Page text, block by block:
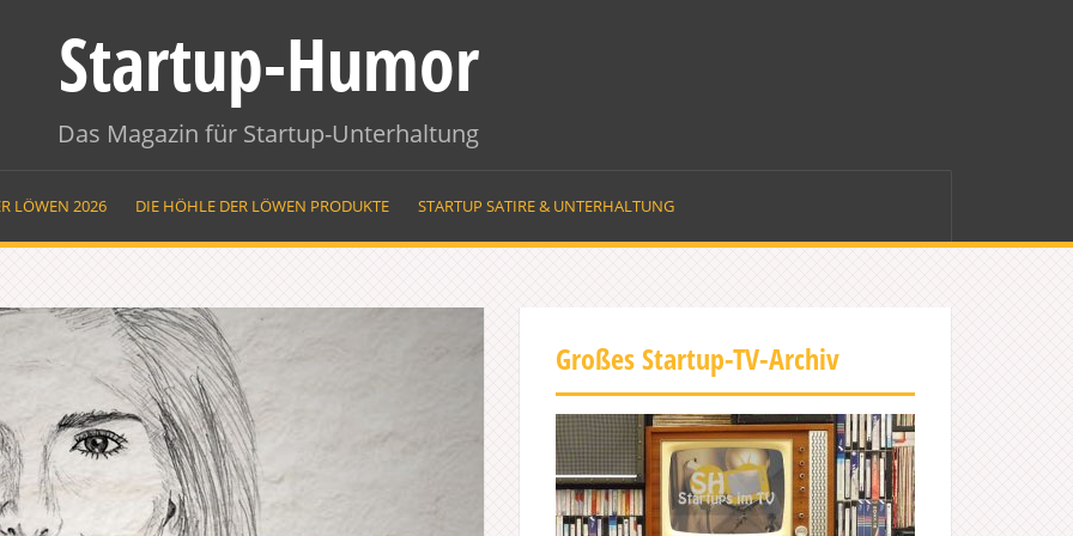
Startup-Humor
Das Magazin für Startup-Unterhaltung
LÖWEN 2026 DIE HÖHLE DER LÖWEN PRODUKTE STARTUP SATIRE & UNTERHALTUNG
Großes Startup-TV-Archiv